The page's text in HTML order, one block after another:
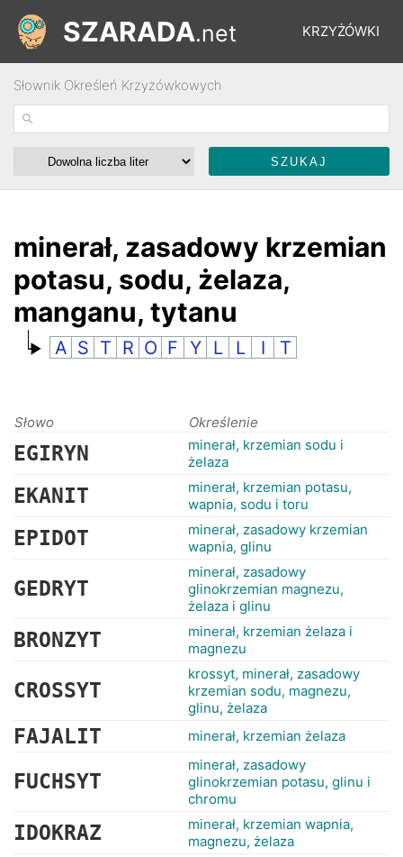
KRZYŻÓWKI
ŁAMIGŁÓWKI
SZARADA.net
Słownik Określeń Krzyżówkowych
minerał, zasadowy krzemian
potasu, sodu, żelaza,
manganu, tytanu
A S T R O F Y L L I T
Słowo Określenie
EGIRYN
minerał, krzemian sodu i
żelaza
EKANIT
minerał, krzemian potasu,
wapnia, sodu i toru
EPIDOT
minerał, zasadowy krzemian
wapnia, glinu
GEDRYT
minerał, zasadowy
glinokrzemian magnezu,
żelaza i glinu
BRONZYT
minerał, krzemian żelaza i
magnezu
CROSSYT
krossyt, minerał, zasadowy
krzemian sodu, magnezu,
glinu, żelaza
FAJALIT minerał, krzemian żelaza
FUCHSYT
minerał, zasadowy
glinokrzemian potasu, glinu i
chromu
IDOKRAZ
minerał, krzemian wapnia,
magnezu, żelaza